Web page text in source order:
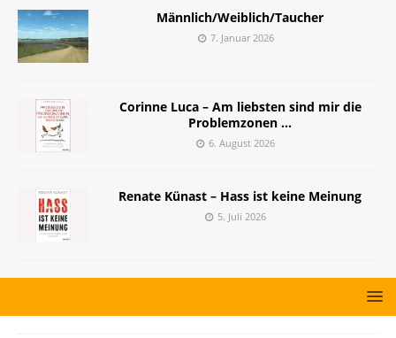
Männlich/Weiblich/Taucher
7. Januar 2026
Corinne Luca – Am liebsten sind mir die
Problemzonen …
6. August 2026
Renate Künast – Hass ist keine Meinung
5. Juli 2026